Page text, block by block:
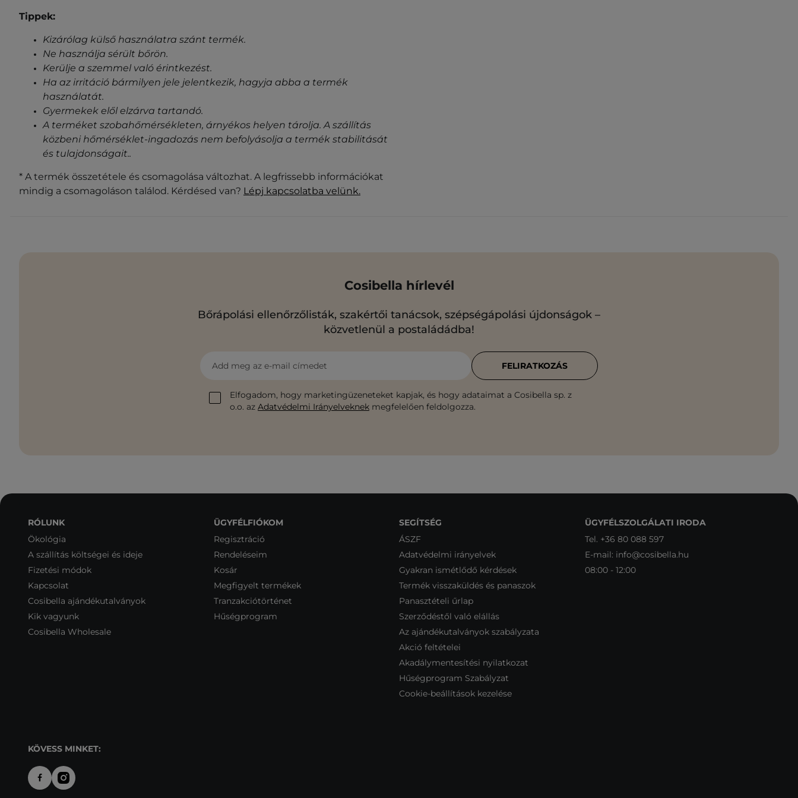
Tippek:
Kizárólag külső használatra szánt termék.
Ne használja sérült bőrön.
Kerülje a szemmel való érintkezést.
Ha az irritáció bármilyen jele jelentkezik, hagyja abba a termék
használatát.
Gyermekek elől elzárva tartandó.
A terméket szobahőmérsékleten, árnyékos helyen tárolja. A szállítás
közbeni hőmérséklet-ingadozás nem befolyásolja a termék stabilitását
és tulajdonságait..
* A termék összetétele és csomagolása változhat. A legfrissebb információkat
mindig a csomagoláson találod. Kérdésed van? Lépj kapcsolatba velünk.
Cosibella hírlevél
Bőrápolási ellenőrzőlisták, szakértői tanácsok, szépségápolási újdonságok –
közvetlenül a postaládádba!
Add meg az e-mail címedet
Elfogadom, hogy marketingüzeneteket kapjak, és hogy adataimat a Cosibella sp. z
o.o. az Adatvédelmi Irányelveknek megfelelően feldolgozza.
FELIRATKOZÁS
RÓLUNK
Ökológia
A szállítás költségei és ideje
Fizetési módok
Kapcsolat
Cosibella ajándékutalványok
Kik vagyunk
Cosibella Wholesale
ÜGYFÉLFIÓKOM
Regisztráció
Rendeléseim
Kosár
Megfigyelt termékek
Tranzakciótörténet
Hűségprogram
SEGÍTSÉG
ÁSZF
Adatvédelmi irányelvek
Gyakran ismétlődő kérdések
Termék visszaküldés és panaszok
Panasztételi űrlap
Szerződéstől való elállás
Az ajándékutalványok szabályzata
Akció feltételei
Akadálymentesítési nyilatkozat
Hűségprogram Szabályzat
Cookie-beállítások kezelése
ÜGYFÉLSZOLGÁLATI IRODA
Tel. +36 80 088 597
E-mail: info@cosibella.hu
08:00 - 12:00
KÖVESS MINKET: